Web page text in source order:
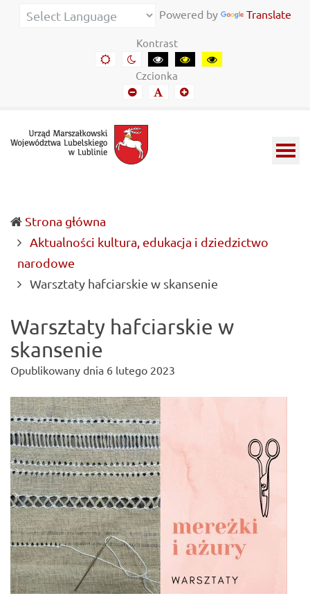
Urząd
Informacje
Lubelszczyźnie
Powered by Translate
Kontrast
Domyślny
kontrast
Kontrast
nocny
Kontrast
czarny-
biały
Kontrast
czarny-
Kontrast
żółto-
Czcionka
Mniejszy
font
Domyślny
font
Mniejszy
Strona główna
Aktualności kultura, edukacja i dziedzictwo
narodowe
Warsztaty hafciarskie w skansenie
Warsztaty hafciarskie w
skansenie
Opublikowany dnia 6 lutego 2023